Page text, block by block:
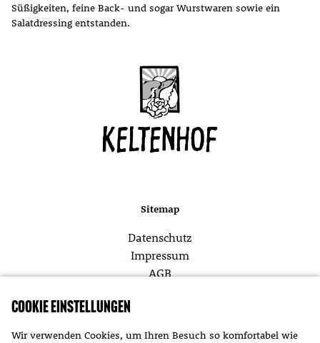
Süßigkeiten, feine Back- und sogar Wurstwaren sowie ein
Salatdressing entstanden.
Sitemap
Datenschutz
Impressum
AGB
Cookie Einstellungen
Wir verwenden Cookies, um Ihren Besuch so komfortabel wie